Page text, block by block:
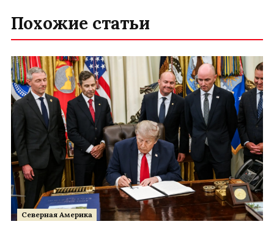
Похожие статьи
Северная Америка